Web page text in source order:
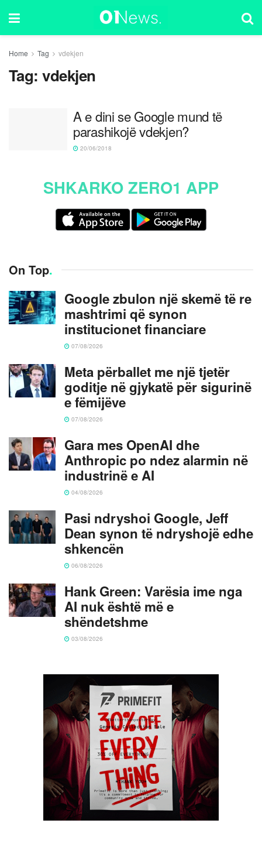
Home Tag vdekjen
Tag:vdekjen
A e dini se Google mund të
parashikojë vdekjen?
20/06/2018
SHKARKO ZERO1 APP
On Top.
Google zbulon një skemë të re
mashtrimi që synon
institucionet financiare
07/08/2026
Meta përballet me një tjetër
goditje në gjykatë për sigurinë
e fëmijëve
07/08/2026
Gara mes OpenAI dhe
Anthropic po ndez alarmin në
industrinë e AI
04/08/2026
Pasi ndryshoi Google, Jeff
Dean synon të ndryshojë edhe
shkencën
06/08/2026
Hank Green: Varësia ime nga
AI nuk është më e
shëndetshme
03/08/2026